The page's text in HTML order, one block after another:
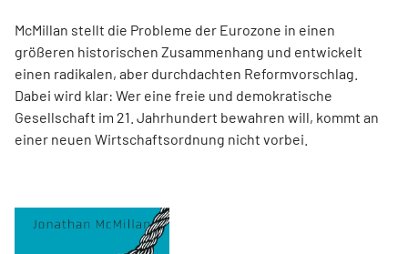
McMillan stellt die Probleme der Eurozone in einen
größeren historischen Zusammenhang und entwickelt
einen radikalen, aber durchdachten Reformvorschlag.
Dabei wird klar: Wer eine freie und demokratische
Gesellschaft im 21. Jahrhundert bewahren will, kommt an
einer neuen Wirtschaftsordnung nicht vorbei.